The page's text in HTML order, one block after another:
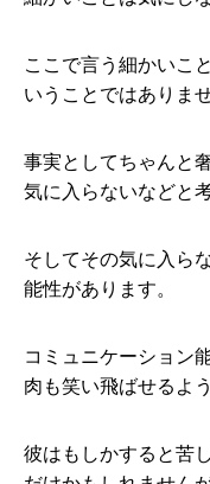
ここで言う細かいこ
いうことではありませ
事実としてちゃんと
気に入らないなどと
そしてその気に入ら
能性があります。
コミュニケーション
肉も笑い飛ばせるよ
彼はもしかすると苦